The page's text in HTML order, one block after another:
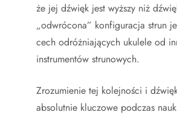
że jej dźwięk jest wyższy niż
„odwrócona” konfiguracja strun
cech odróżniających ukulele od
instrumentów strunowych.
Zrozumienie tej kolejności i
absolutnie kluczowe podczas